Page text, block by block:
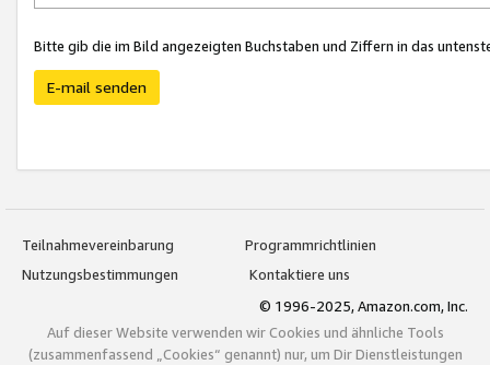
Bitte gib die im Bild angezeigten Buchstaben und Ziffern in das
E-mail senden
Teilnahmevereinbarung
Programmrichtlinien
Nutzungsbestimmungen
Kontaktiere uns
© 1996-2025, Amazon.com, Inc.
Auf dieser Website verwenden wir Cookies und ähnliche Tools
(zusammenfassend „Cookies“ genannt) nur, um Dir Dienstleistungen